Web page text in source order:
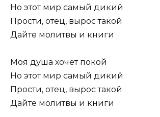
Но этот мир самый дикий
Прости, отец, вырос такой
Дайте молитвы и книги
Моя душа хочет покой
Но этот мир самый дикий
Прости, отец, вырос такой
Дайте молитвы и книги